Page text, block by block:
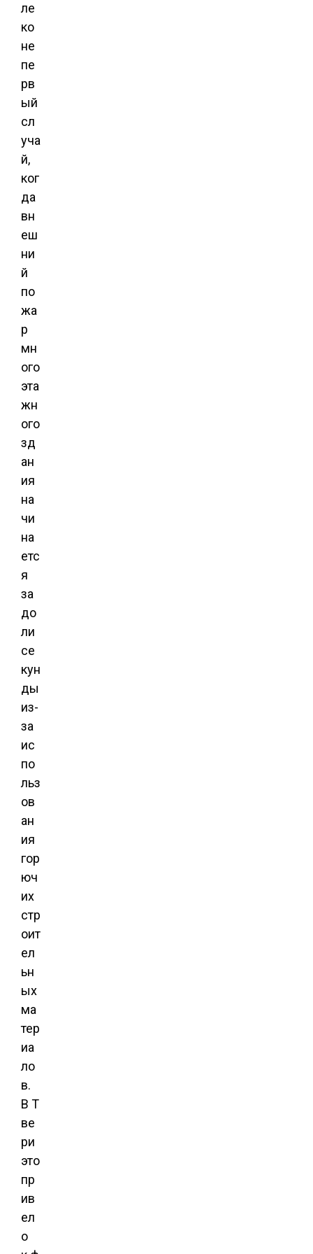
ле
ко
не
пе
рв
ый
сл
уча
й,
ког
да
вн
еш
ни
й
по
жа
р
мн
ого
эта
жн
ого
зд
ан
ия
на
чи
на
етс
я
за
до
ли
се
кун
ды
из-
за
ис
по
льз
ов
ан
ия
гор
юч
их
стр
оит
ел
ьн
ых
ма
тер
иа
ло
в.
В Т
ве
ри
это
пр
ив
ел
о